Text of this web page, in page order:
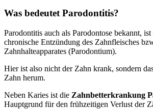
Was bedeutet Parodontitis?
Parodontitis auch als Parodontose bekannt,
chronische Entzündung des Zahnfleisches
Zahnhalteapparates (Parodontium).
Hier ist also nicht der Zahn krank, sondern
Zahn herum.
Neben Karies ist die Zahnbetterkrankung
Hauptgrund für den frühzeitigen Verlust der